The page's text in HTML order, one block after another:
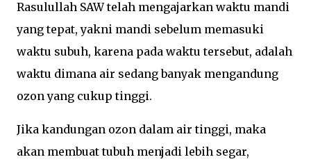
Rasulullah SAW telah mengajarkan waktu mandi
yang tepat, yakni mandi sebelum memasuki
waktu subuh, karena pada waktu tersebut, adalah
waktu dimana air sedang banyak mengandung
ozon yang cukup tinggi.
Jika kandungan ozon dalam air tinggi, maka
akan membuat tubuh menjadi lebih segar,